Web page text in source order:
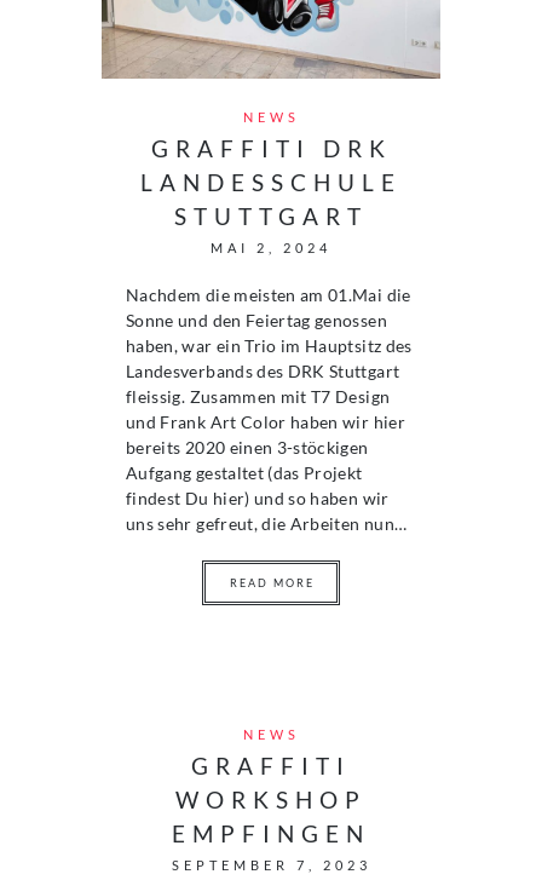
NEWS
GRAFFITI DRK
LANDESSCHULE
STUTTGART
MAI 2, 2024
Nachdem die meisten am 01.Mai die
Sonne und den Feiertag genossen
haben, war ein Trio im Hauptsitz des
Landesverbands des DRK Stuttgart
fleissig. Zusammen mit T7 Design
und Frank Art Color haben wir hier
bereits 2020 einen 3-stöckigen
Aufgang gestaltet (das Projekt
findest Du hier) und so haben wir
uns sehr gefreut, die Arbeiten nun…
READ MORE
NEWS
GRAFFITI
WORKSHOP
EMPFINGEN
SEPTEMBER 7, 2023